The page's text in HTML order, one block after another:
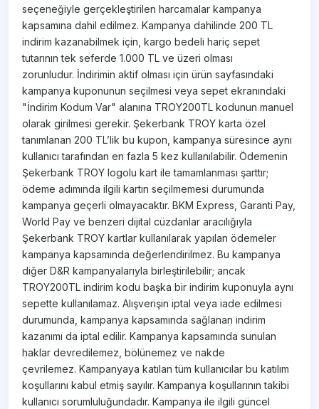
seçeneğiyle gerçekleştirilen harcamalar kampanya
kapsamına dahil edilmez. Kampanya dahilinde 200 TL
indirim kazanabilmek için, kargo bedeli hariç sepet
tutarının tek seferde 1.000 TL ve üzeri olması
zorunludur. İndirimin aktif olması için ürün sayfasındaki
kampanya kuponunun seçilmesi veya sepet ekranındaki
"İndirim Kodum Var" alanına TROY200TL kodunun manuel
olarak girilmesi gerekir. Şekerbank TROY karta özel
tanımlanan 200 TL’lik bu kupon, kampanya süresince aynı
kullanıcı tarafından en fazla 5 kez kullanılabilir. Ödemenin
Şekerbank TROY logolu kart ile tamamlanması şarttır;
ödeme adımında ilgili kartın seçilmemesi durumunda
kampanya geçerli olmayacaktır. BKM Express, Garanti Pay,
World Pay ve benzeri dijital cüzdanlar aracılığıyla
Şekerbank TROY kartlar kullanılarak yapılan ödemeler
kampanya kapsamında değerlendirilmez. Bu kampanya
diğer D&R kampanyalarıyla birleştirilebilir; ancak
TROY200TL indirim kodu başka bir indirim kuponuyla aynı
sepette kullanılamaz. Alışverişin iptal veya iade edilmesi
durumunda, kampanya kapsamında sağlanan indirim
kazanımı da iptal edilir. Kampanya kapsamında sunulan
haklar devredilemez, bölünemez ve nakde
çevrilemez. Kampanyaya katılan tüm kullanıcılar bu katılım
koşullarını kabul etmiş sayılır. Kampanya koşullarının takibi
kullanıcı sorumluluğundadır. Kampanya ile ilgili güncel